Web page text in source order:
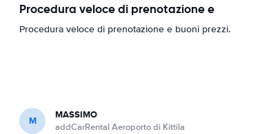
Procedura veloce di prenotazione e
Procedura veloce di prenotazione e buoni prezzi.
M MASSIMO
addCarRental Aeroporto di Kittila